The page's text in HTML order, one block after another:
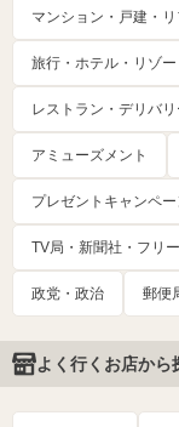
マンション・戸建・
旅行・ホテル・リゾー
レストラン・デリバ
アミューズメント
プレゼントキャンペ
TV局・新聞社・フリ
政党・政治 郵便
よく行くお店から